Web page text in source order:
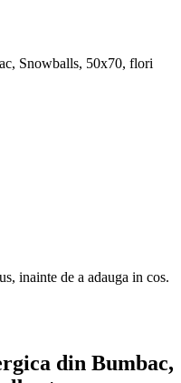
Snowballs, 50x70, flori
inainte de a adauga in cos.
din Bumbac,